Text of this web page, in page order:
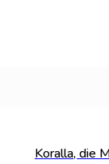
Koralla, die